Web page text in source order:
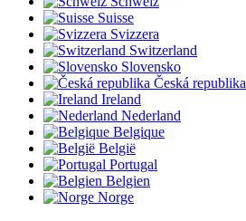
Suisse
Svizzera
Switzerland
Slovensko
Česká republika
Ireland
Nederland
Belgique
België
Portugal
Belgien
Norge